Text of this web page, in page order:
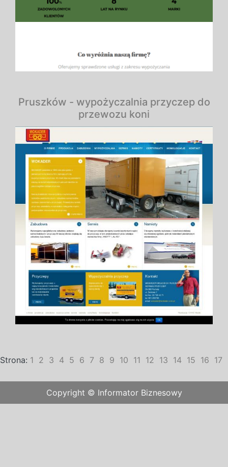
Pruszków - wypożyczalnia przyczep do
przewozu koni
Strona: 1 2 3 4 5 6 7 8 9 10 11 12 13 14 15 16 17
Copyright © Informator Biznesowy